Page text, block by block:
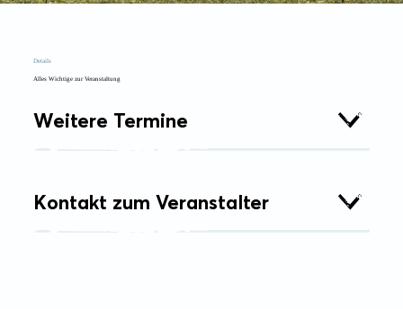
Details
Alles Wichtige zur Veranstaltung
Weitere Termine
Kontakt zum Veranstalter